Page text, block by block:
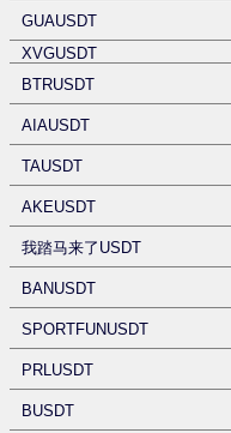
GUAUSDT
XVGUSDT
BTRUSDT
AIAUSDT
TAUSDT
AKEUSDT
我踏马来了USDT
BANUSDT
SPORTFUNUSDT
PRLUSDT
BUSDT